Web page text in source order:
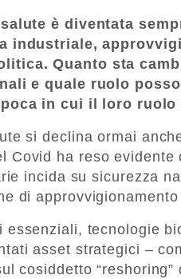
è diventata
industriale,
Quanto sta
e quale ruolo
in cui il loro
si declina ormai
Covid ha reso
incida su sicurezza
di
essenziali, tecnologie
asset strategici –
cosiddetto